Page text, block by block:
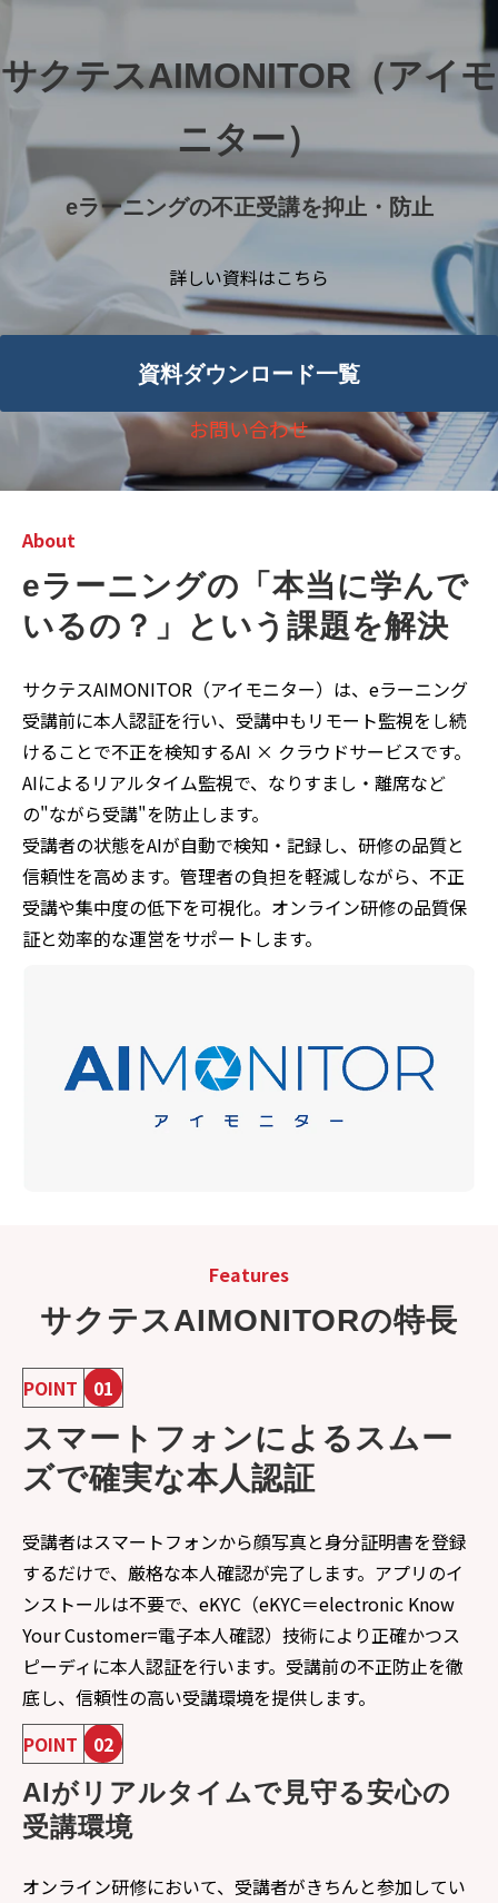
サクテスAIMONITOR（アイモ
ニター）
eラーニングの不正受講を抑止・防止
詳しい資料はこちら
資料ダウンロード一覧
お問い合わせ
About
eラーニングの「本当に学んで
いるの？」という課題を解決
サクテスAIMONITOR（アイモニター）は、eラーニング
受講前に本人認証を行い、受講中もリモート監視をし続
けることで不正を検知するAI × クラウドサービスです。
AIによるリアルタイム監視で、なりすまし・離席など
の"ながら受講"を防止します。
受講者の状態をAIが自動で検知・記録し、研修の品質と
信頼性を高めます。管理者の負担を軽減しながら、不正
受講や集中度の低下を可視化。オンライン研修の品質保
証と効率的な運営をサポートします。
Features
サクテスAIMONITORの特長
POINT 01
スマートフォンによるスムー
ズで確実な本人認証
受講者はスマートフォンから顔写真と身分証明書を登録
するだけで、厳格な本人確認が完了します。アプリのイ
ンストールは不要で、eKYC（eKYC＝electronic Know
Your Customer=電子本人確認）技術により正確かつス
ピーディに本人認証を行います。受講前の不正防止を徹
底し、信頼性の高い受講環境を提供します。
POINT
02
AIがリアルタイムで見守る安心の
受講環境
オンライン研修において、受講者がきちんと参加してい